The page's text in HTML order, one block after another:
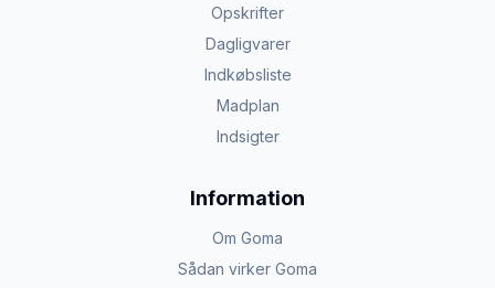
Opskrifter
Dagligvarer
Indkøbsliste
Madplan
Indsigter
Information
Om Goma
Sådan virker Goma